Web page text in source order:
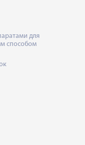
для
способом